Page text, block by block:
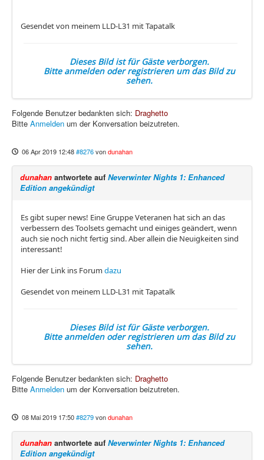
Gesendet von meinem LLD-L31 mit Tapatalk
Dieses Bild ist für Gäste verborgen.
Bitte anmelden oder registrieren um das Bild zu
sehen.
Folgende Benutzer bedankten sich: Draghetto
Bitte Anmelden um der Konversation beizutreten.
06 Apr 2019 12:48#8276vondunahan
dunahan antwortete auf Neverwinter Nights 1: Enhanced
Edition angekündigt
Es gibt super news! Eine Gruppe Veteranen hat sich an das
verbessern des Toolsets gemacht und einiges geändert, wenn
auch sie noch nicht fertig sind. Aber allein die Neuigkeiten sind
interessant!
Hier der Link ins Forum dazu
Gesendet von meinem LLD-L31 mit Tapatalk
Dieses Bild ist für Gäste verborgen.
Bitte anmelden oder registrieren um das Bild zu
sehen.
Folgende Benutzer bedankten sich: Draghetto
Bitte Anmelden um der Konversation beizutreten.
08 Mai 2019 17:50#8279vondunahan
dunahan antwortete auf Neverwinter Nights 1: Enhanced
Edition angekündigt